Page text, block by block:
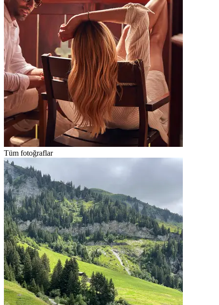
Tüm fotoğraflar